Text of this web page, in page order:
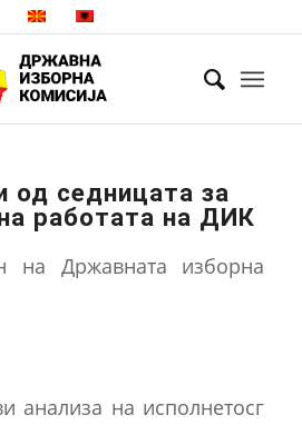
од седницата за
работата на ДИК
на Државната изборна
анализа на исполнетосг